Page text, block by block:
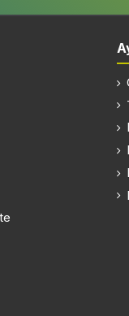
de compartimiento de
de compartimiento de